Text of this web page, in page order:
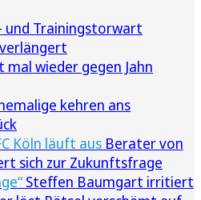
und Trainingstorwart
mal wieder gegen Jahn
kehren ans
Köln läuft aus Berater von
sich zur Zukunftsfrage
Steffen Baumgart irritiert